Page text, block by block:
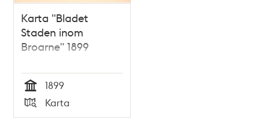
Karta "Bladet
Staden inom
Broarne" 1899
Tid
1899
Typ
Karta